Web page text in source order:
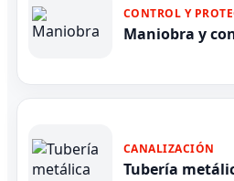
CONTROL Y
Maniobra y
CANALIZACIÓN
Tubería